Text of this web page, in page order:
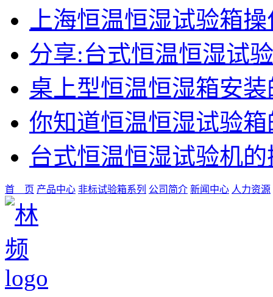
上海恒温恒湿试验箱
分享:台式恒温恒湿试
桌上型恒温恒湿箱安
你知道恒温恒湿试验
台式恒温恒湿试验机
首 页 产品中心 非标试验箱系列 公司简介 新闻中心 人力资源